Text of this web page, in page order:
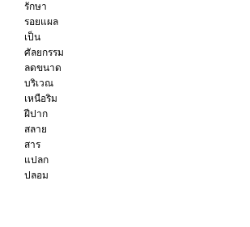
รักษา
รอยแผล
เป็น
ศัลยกรรม
ลดขนาด
บริเวณ
เหนือริม
ฝีปาก
สลาย
สาร
แปลก
ปลอม